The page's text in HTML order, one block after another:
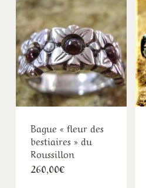
Bague « fleur des
bestiaires » du
Roussillon
260,00€